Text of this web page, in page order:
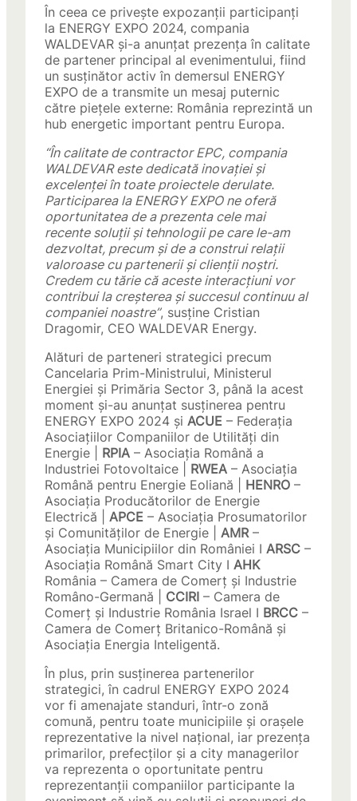
În ceea ce privește expozanții participanți
la ENERGY EXPO 2024, compania
WALDEVAR și-a anunțat prezența în calitate
de partener principal al evenimentului, fiind
un susținător activ în demersul ENERGY
EXPO de a transmite un mesaj puternic
către piețele externe: România reprezintă un
hub energetic important pentru Europa.
“În calitate de contractor EPC, compania
WALDEVAR este dedicată inovației și
excelenței în toate proiectele derulate.
Participarea la ENERGY EXPO ne oferă
oportunitatea de a prezenta cele mai
recente soluții și tehnologii pe care le-am
dezvoltat, precum și de a construi relații
valoroase cu partenerii și clienții noștri.
Credem cu tărie că aceste interacțiuni vor
contribui la creșterea și succesul continuu al
companiei noastre”, susține Cristian
Dragomir, CEO WALDEVAR Energy.
Alături de parteneri strategici precum
Cancelaria Prim-Ministrului, Ministerul
Energiei și Primăria Sector 3, până la acest
moment și-au anunțat susținerea pentru
ENERGY EXPO 2024 și ACUE – Federația
Asociațiilor Companiilor de Utilități din
Energie | RPIA – Asociația Română a
Industriei Fotovoltaice | RWEA – Asociația
Română pentru Energie Eoliană | HENRO –
Asociația Producătorilor de Energie
Electrică | APCE – Asociația Prosumatorilor
și Comunităților de Energie | AMR–
Asociația Municipiilor din României I ARSC –
Asociația Română Smart City I AHK
România – Camera de Comerț și Industrie
Româno-Germană | CCIRI – Camera de
Comerț și Industrie România Israel I BRCC –
Camera de Comerț Britanico-Română și
Asociația Energia Inteligentă.
În plus, prin susținerea partenerilor
strategici, în cadrul ENERGY EXPO 2024
vor fi amenajate standuri, într-o zonă
comună, pentru toate municipiile și orașele
reprezentative la nivel național, iar prezența
primarilor, prefecților și a city managerilor
va reprezenta o oportunitate pentru
reprezentanții companiilor participante la